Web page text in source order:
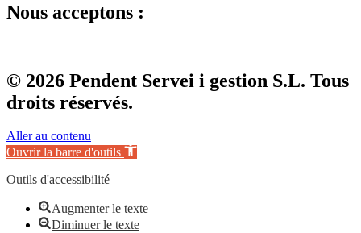
Nous acceptons :
© 2026 Pendent Servei i gestion S.L. Tous
droits réservés.
Aller au contenu
Ouvrir la barre d'outils
Outils d'accessibilité
Augmenter le texte
Diminuer le texte